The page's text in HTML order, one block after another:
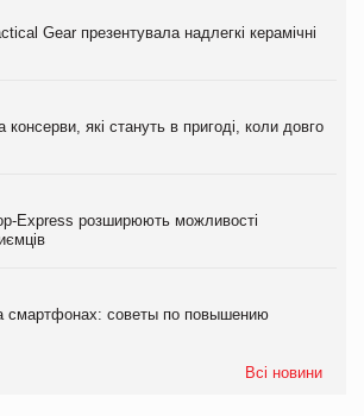
Gear презентувала надлегкі керамічні
консерви, які стануть в пригоді, коли довго
Express розширюють можливості
смартфонах: советы по повышению
Всі новини